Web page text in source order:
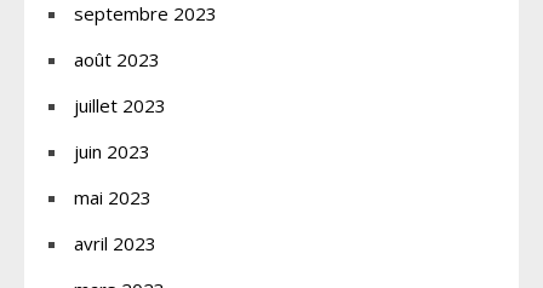
septembre 2023
août 2023
juillet 2023
juin 2023
mai 2023
avril 2023